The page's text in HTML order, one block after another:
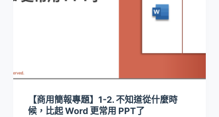
【商用簡報專題】1-2. 不知道從什麼時
候，比起 Word 更常用 PPT了